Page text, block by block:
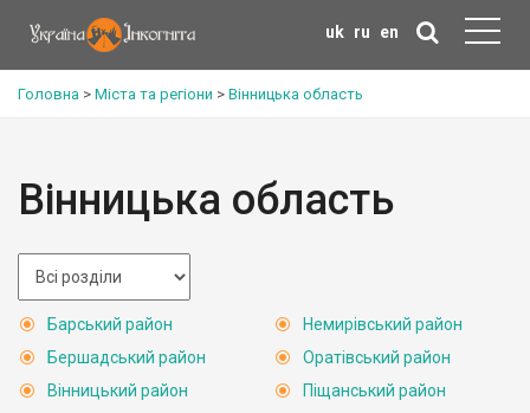
uk ru en
Головна > Міста та регіони > Вінницька область
Вінницька область
Барський район
Бершадський район
Вінницький район
Немирівський район
Оратівський район
Піщанський район